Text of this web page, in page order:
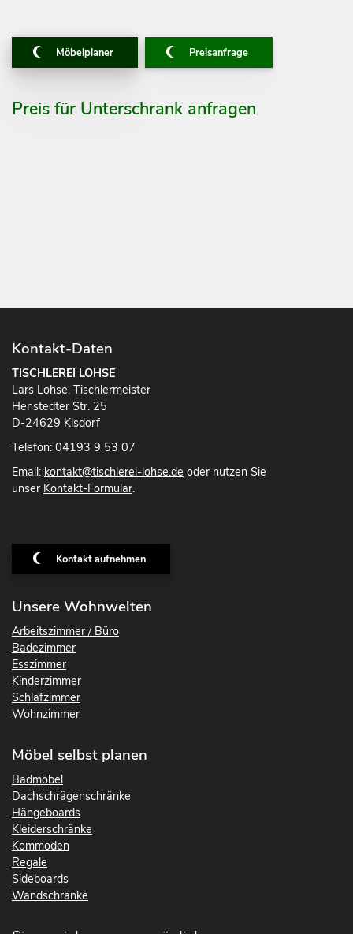
Möbelplaner Preisanfrage
Preis für Unterschrank anfragen
Kontakt-Daten
TISCHLEREI LOHSE
Lars Lohse, Tischlermeister
Henstedter Str. 25
D-24629 Kisdorf
Telefon: 04193 9 53 07
Email: kontakt@tischlerei-lohse.de oder nutzen Sie
unser Kontakt-Formular.
Kontakt aufnehmen
Unsere Wohnwelten
Arbeitszimmer / Büro
Badezimmer
Esszimmer
Kinderzimmer
Schlafzimmer
Wohnzimmer
Möbel selbst planen
Badmöbel
Dachschrägenschränke
Hängeboards
Kleiderschränke
Kommoden
Regale
Sideboards
Wandschränke